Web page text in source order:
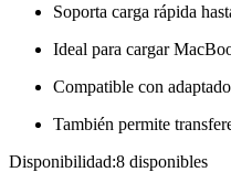
Soporta carga rápida
Ideal para cargar
Compatible con
También permite
Disponibilidad:8 disponibles